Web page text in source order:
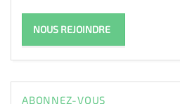
NOUS REJOINDRE
ABONNEZ-VOUS